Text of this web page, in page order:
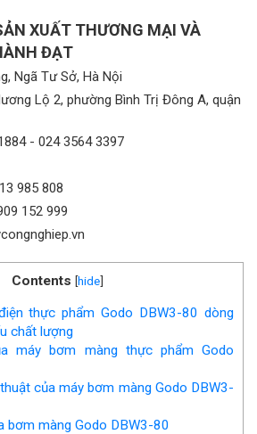
XUẤT THƯƠNG MẠI VÀ
ĐẠT
Ngã Tư Sở, Hà Nội
Lộ 2, phường Bình Trị Đông A, quận
- 024 3564 3397
985 808
152 999
Contents [hide]
thực phẩm Godo DBW3-80 dòng
chất lượng
máy bơm màng thực phẩm Godo
của máy bơm màng Godo DBW3-
bơm màng Godo DBW3-80